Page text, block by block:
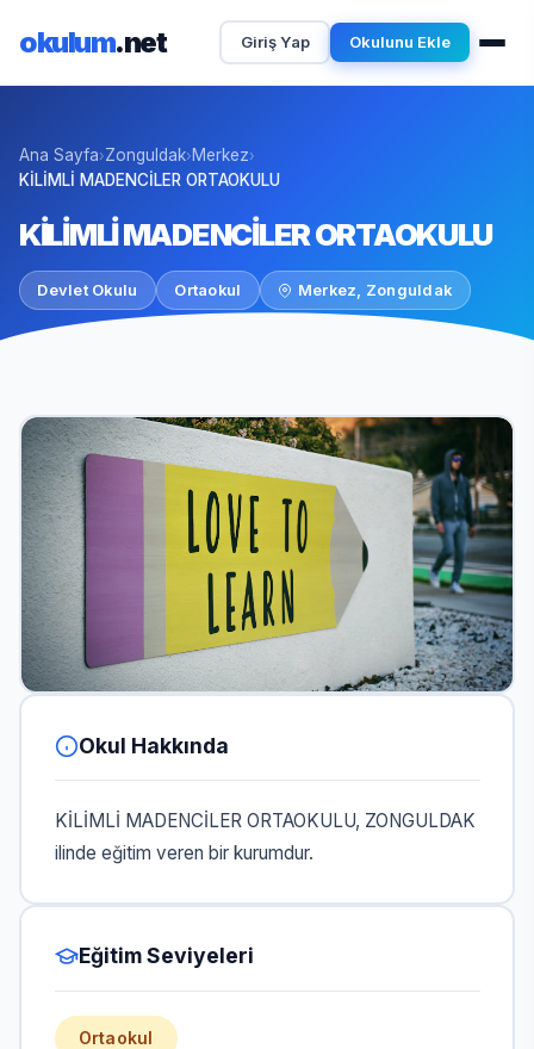
okulum.net Giriş Yap Okulunu Ekle
Ana Sayfa›Zonguldak› Merkez›
KİLİMLİ MADENCİLER ORTAOKULU
KİLİMLİ MADENCİLER ORTAOKULU
Devlet Okulu Ortaokul Merkez, Zonguldak
Okul Hakkında
KİLİMLİ MADENCİLER ORTAOKULU, ZONGULDAK
ilinde eğitim veren bir kurumdur.
Eğitim Seviyeleri
Ortaokul